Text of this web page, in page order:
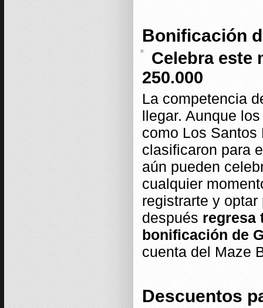
Bonificación
Celebra este
250.000
La competencia
llegar. Aunque
como Los Santos
clasificaron para
aún pueden
cualquier
registrarte y
después regresa
bonificación de
cuenta del Maze
Descuentos